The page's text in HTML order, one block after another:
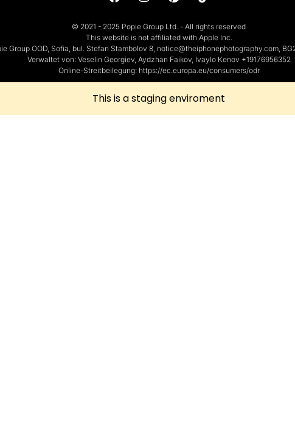
© 2021 - 2025 Popie Group Ltd. - All rights reserved
This website is not affiliated with Apple Inc.
Group OOD, Sofia, bul. Stefan Stambolov 8, notice@theiphonephotography.com,
Verwaltet von: Veselin Georgiev, Aydzhan Faikov, Ivaylo Kenov +19176956352
Online-Streitbeilegung: https://ec.europa.eu/consumers/odr
This is a staging enviroment